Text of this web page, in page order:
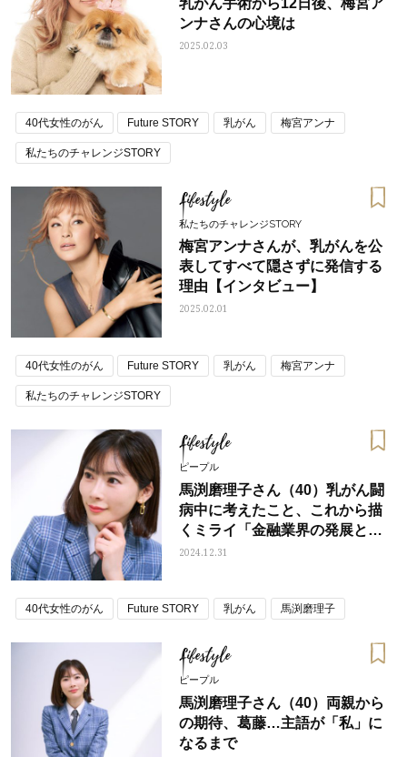
乳がん手術から12日後、梅宮ア
ンナさんの心境は
2025.02.03
40代女性のがん Future STORY 乳がん 梅宮アンナ
私たちのチャレンジSTORY
Lifestyle
私たちのチャレンジSTORY
梅宮アンナさんが、乳がんを公
表してすべて隠さずに発信する
理由【インタビュー】
2025.02.01
40代女性のがん Future STORY 乳がん 梅宮アンナ
私たちのチャレンジSTORY
Lifestyle
ピープル
馬渕磨理子さん（40）乳がん闘
病中に考えたこと、これから描
くミライ「金融業界の発展と、
政治にまで目がいくように」
2024.12.31
40代女性のがん Future STORY 乳がん 馬渕磨理子
Lifestyle
ピープル
馬渕磨理子さん（40）両親から
の期待、葛藤…主語が「私」に
なるまで